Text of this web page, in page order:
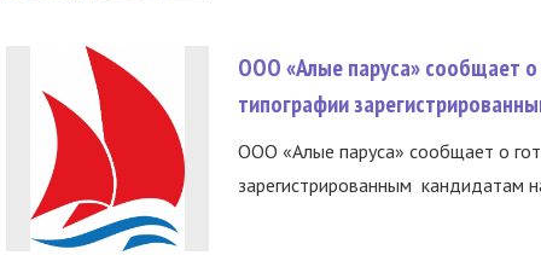
ООО «Алые паруса» сообщает о
типографии
ООО «Алые паруса» сообщает о
зарегистрированным кандидатам